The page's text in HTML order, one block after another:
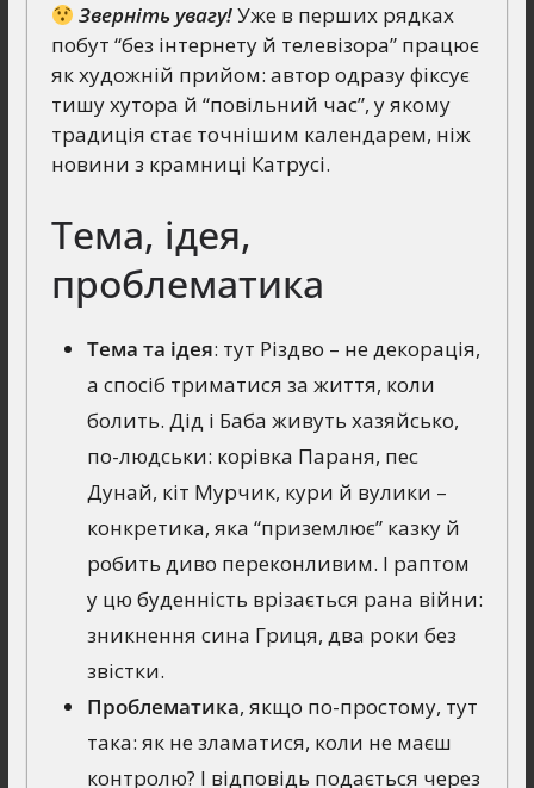
Зверніть увагу!Уже в перших рядках
побут “без інтернету й телевізора” працює
як художній прийом: автор одразу фіксує
тишу хутора й “повільний час”, у якому
традиція стає точнішим календарем, ніж
новини з крамниці Катрусі.
Тема, ідея,
проблематика
Тема та ідея: тут Різдво – не декорація,
а спосіб триматися за життя, коли
болить. Дід і Баба живуть хазяйсько,
по-людськи: корівка Параня, пес
Дунай, кіт Мурчик, кури й вулики –
конкретика, яка “приземлює” казку й
робить диво переконливим. І раптом
у цю буденність врізається рана війни:
зникнення сина Гриця, два роки без
звістки.
Проблематика, якщо по-простому, тут
така: як не зламатися, коли не маєш
контролю? І відповідь подається через